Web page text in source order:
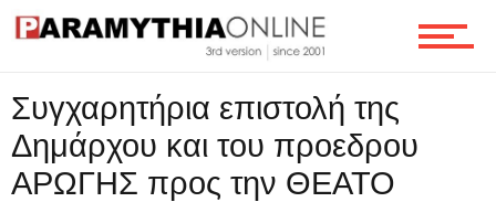
Επικοινωνία
Συγχαρητήρια επιστολή της
Δημάρχου και του προεδρου
ΑΡΩΓΗΣ προς την ΘΕΑΤΟ